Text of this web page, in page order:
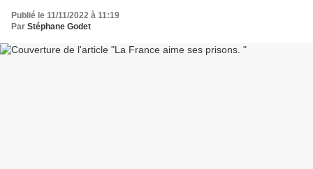
Publié le 11/11/2022 à 11:19
Par Stéphane Godet